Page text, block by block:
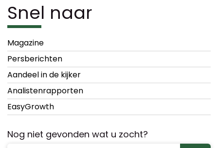
Snel naar
Magazine
Persberichten
Aandeel in de kijker
Analistenrapporten
EasyGrowth
Nog niet gevonden wat u zocht?